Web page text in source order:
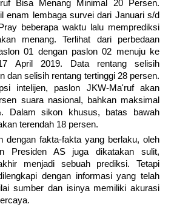
Bisa Menang Minimal 20 Persen.
enam lembaga survei dari Januari s/d
beberapa waktu lalu memprediksi
menang. Terlihat dari perbedaan
01 dengan paslon 02 menuju ke
April 2019. Data rentang selisih
dan selisih rentang tertinggi 28 persen.
intelijen, paslon JKW-Ma'ruf akan
suara nasional, bahkan maksimal
Dalam sikon khusus, batas bawah
terendah 18 persen.
dengan fakta-fakta yang berlaku, oleh
Presiden AS juga dikatakan sulit,
menjadi sebuah prediksi. Tetapi
dengan informasi yang telah
sumber dan isinya memiliki akurasi